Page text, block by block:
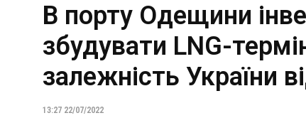
В порту Одещини
збудувати LNG-
залежність України
13:27 22/07/2022